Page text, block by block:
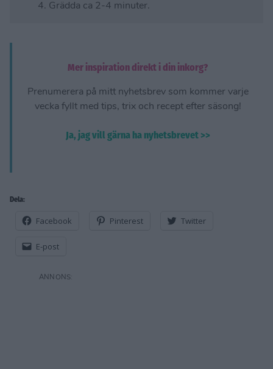
4. Grädda ca 2-4 minuter.
Mer inspiration direkt i din inkorg?
Prenumerera på mitt nyhetsbrev som kommer varje
vecka fyllt med tips, trix och recept efter säsong!
Ja, jag vill gärna ha nyhetsbrevet >>
Dela:
Facebook Pinterest Twitter
E-post